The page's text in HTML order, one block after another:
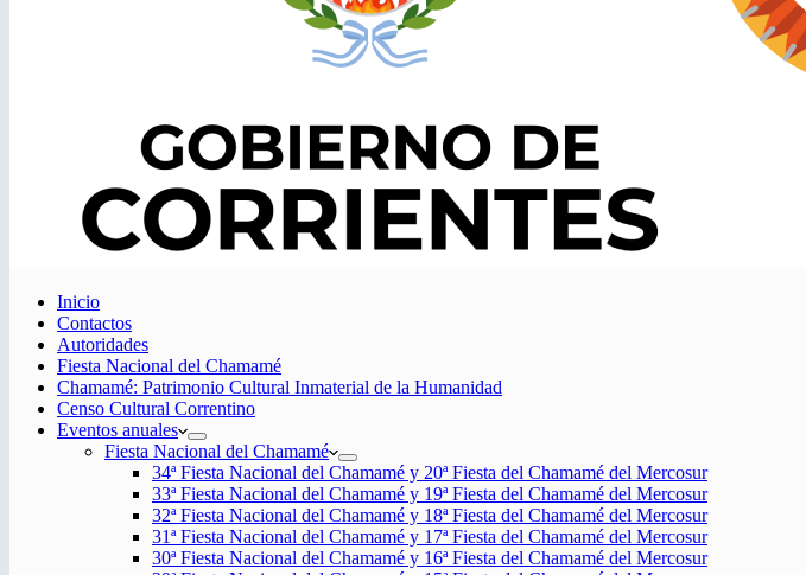
Inicio
Contactos
Autoridades
Fiesta Nacional del Chamamé
Chamamé: Patrimonio Cultural Inmaterial de la Humanidad
Censo Cultural Correntino
Eventos anuales
Fiesta Nacional del Chamamé
34ª Fiesta Nacional del Chamamé y 20ª Fiesta del Chamamé del Mercosur
33ª Fiesta Nacional del Chamamé y 19ª Fiesta del Chamamé del Mercosur
32ª Fiesta Nacional del Chamamé y 18ª Fiesta del Chamamé del Mercosur
31ª Fiesta Nacional del Chamamé y 17ª Fiesta del Chamamé del Mercosur
30ª Fiesta Nacional del Chamamé y 16ª Fiesta del Chamamé del Mercosur